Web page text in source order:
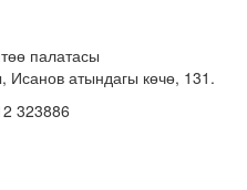
палатасы
атындагы көчө, 131.
323886